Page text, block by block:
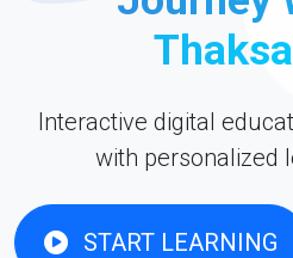
Interactive digital
with personalized
START LEARNING